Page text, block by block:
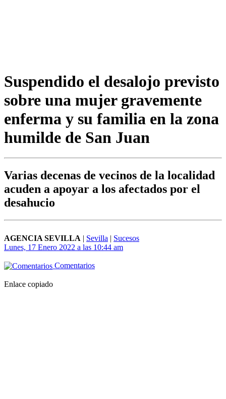
Suspendido el desalojo previsto
sobre una mujer gravemente
enferma y su familia en la zona
humilde de San Juan
Varias decenas de vecinos de la localidad
acuden a apoyar a los afectados por el
desahucio
AGENCIA SEVILLA | Sevilla | Sucesos
Lunes, 17 Enero 2022 a las 10:44 am
Comentarios
Enlace copiado